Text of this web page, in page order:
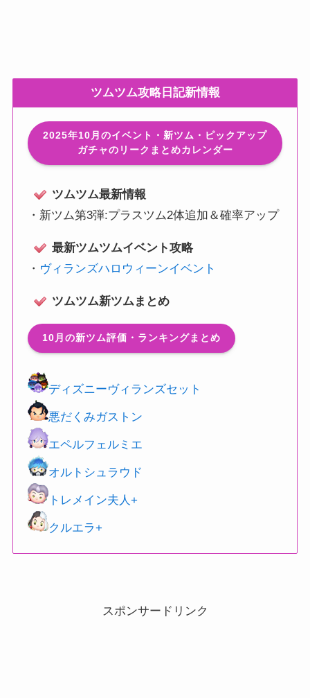
ツムツム攻略日記新情報
2025年10月のイベント・新ツム・ピックアップ
ガチャのリークまとめカレンダー
ツムツム最新情報
・ 新ツム第3弾:プラスツム2体追加＆確率アップ
最新ツムツムイベント攻略
・ ヴィランズハロウィーンイベント
ツムツム新ツムまとめ
10月の新ツム評価・ランキングまとめ
ディズニーヴィランズセット
悪だくみガストン
エペルフェルミエ
オルトシュラウド
トレメイン夫人+
クルエラ+
スポンサードリンク